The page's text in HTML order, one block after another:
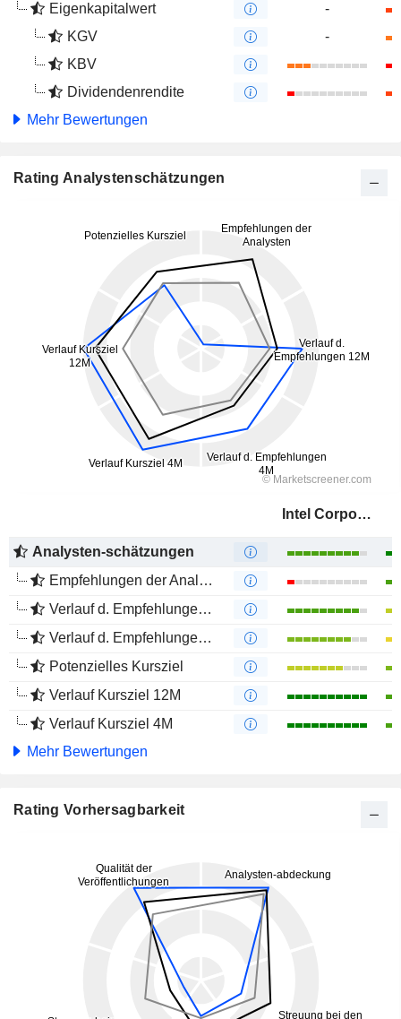
Eigenkapitalwert
-
KGV
-
KBV
Dividendenrendite
Mehr Bewertungen
Rating Analystenschätzungen
Intel Corporation
Analysten-schätzungen
Empfehlungen der Analysten
Verlauf d. Empfehlungen 12M
Verlauf d. Empfehlungen 4M
Potenzielles Kursziel
Verlauf Kursziel 12M
Verlauf Kursziel 4M
Mehr Bewertungen
Rating Vorhersagbarkeit